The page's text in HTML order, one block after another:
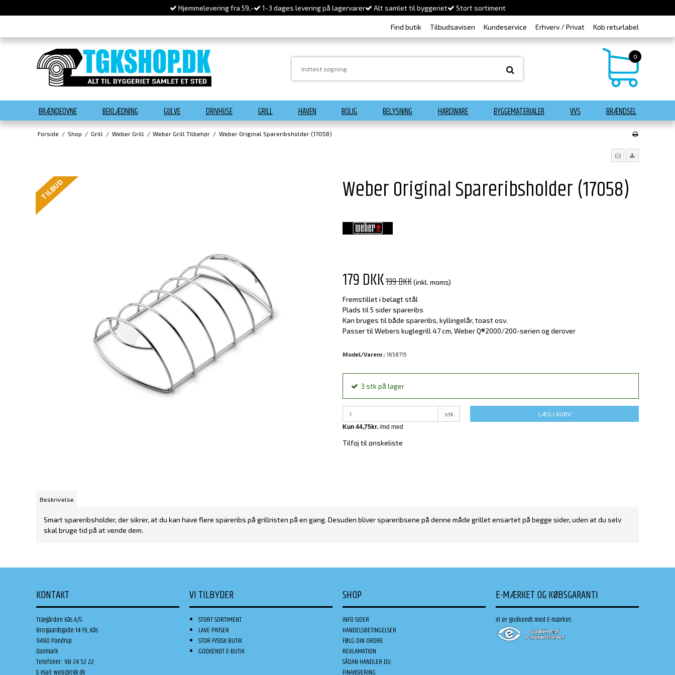
Hjemmelevering fra 59,- 1-3 dages levering på lagervarer Alt samlet til byggeriet Stort sortiment
Find butik Tilbudsavisen Kundeservice Erhverv / Privat Køb returlabel
0
BRÆNDEOVNE BEKLÆDNING GULVE DRIVHUSE GRILL HAVEN BOLIG BELYSNING HARDWARE BYGGEMATERIALER VVS BRÆNDSEL
Forside / Shop / Grill / Weber Grill / Weber Grill Tilbehør / Weber Original Spareribsholder (17058)
TILBUD Weber Original Spareribsholder (17058)
179 DKK199 DKK(inkl. moms)
Fremstillet i belagt stål
Plads til 5 sider spareribs
Kan bruges til både spareribs, kyllingelår, toast osv.
Passer til Webers kuglegrill 47 cm, Weber Q®2000/200-serien og derover
Model/Varenr.: 1658715
3 stkpå lager
stk LÆG I KURV
Tilføj til ønskeliste
Beskrivelse
Smart spareribsholder, der sikrer, at du kan have flere spareribs på grillristen på en gang. Desuden bliver spareribsene på denne måde grillet ensartet på begge sider, uden at du selv
skal bruge tid på at vende dem.
KONTAKT
Trægården Kås A/S
Brogaardsgade 14-19, Kås
9490 Pandrup
Danmark
Telefonnr.: 98 24 52 22
E-mail:web@tgk.dk
VI TILBYDER
STORT SORTIMENT
LAVE PRISER
STOR FYSISK BUTIK
GODKENDT E-BUTIK
SHOP
INFO SIDER
HANDELSBETINGELSER
FØLG DIN ORDRE
REKLAMATION
SÅDAN HANDLER DU
FINANSIERING
E-MÆRKET OG KØBSGARANTI
Vi er godkendt med E-mærket: